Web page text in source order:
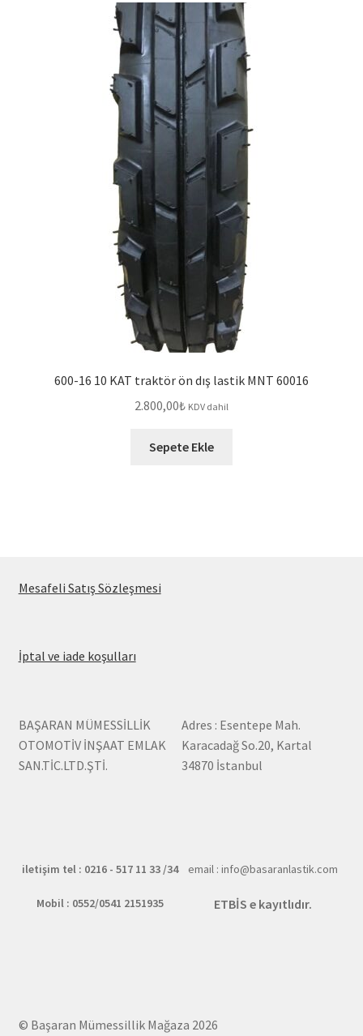
600-16 10 KAT traktör ön dış lastik MNT 60016
2.800,00₺ KDV dahil
Sepete Ekle
Mesafeli Satış Sözleşmesi:
desen
dış
lastik
İptal ve iade koşulları:
8
50012
BAŞARAN MÜMESSİLLİK
OTOMOTİV İNŞAAT EMLAK
SAN.TİC.LTD.ŞTİ.
Adres : Esentepe Mah.
Karacadağ So.20, Kartal
34870 İstanbul
iletişim tel : 0216 - 517 11 33 /34 email : info@basaranlastik.com
Mobil : 0552/0541 2151935 ETBİS e kayıtlıdır.
© Başaran Mümessillik Mağaza 2026